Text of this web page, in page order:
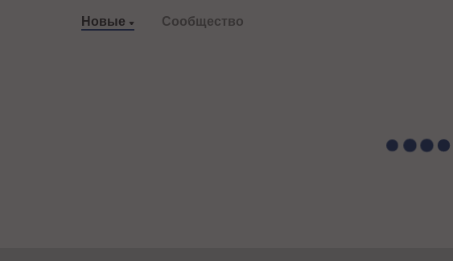
Новые Сообщество